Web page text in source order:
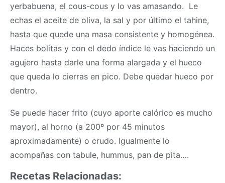
yerbabuena, el cous-cous y lo vas amasando. Le
echas el aceite de oliva, la sal y por último el tahine,
hasta que quede una masa consistente y homogénea.
Haces bolitas y con el dedo índice le vas haciendo un
agujero hasta darle una forma alargada y el hueco
que queda lo cierras en pico. Debe quedar hueco por
dentro.
Se puede hacer frito (cuyo aporte calórico es mucho
mayor), al horno (a 200º por 45 minutos
aproximadamente) o crudo. Igualmente lo
acompañas con tabule, hummus, pan de pita….
Recetas Relacionadas: